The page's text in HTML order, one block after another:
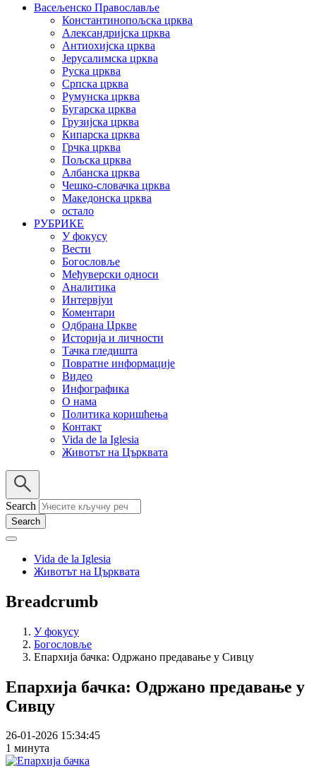
Васељенско Православље
Константинопољска црква
Александријска црква
Антиохијска црква
Јерусалимска црква
Руска црква
Српска црква
Румунска црква
Бугарска црква
Грузијска црква
Кипарска црква
Грчка црква
Пољска црква
Албанска црква
Чешко-словачка црква
Македонска црква
остало
РУБРИКЕ
У фокусу
Вести
Богословље
Међуверски односи
Аналитика
Интервјуи
Коментари
Одбрана Цркве
Историја и личности
Тачка гледишта
Повратне информације
Видео
Инфографика
О нама
Политика коришћења
Контакт
Vida de la Iglesia
Животът на Църквата
Search
Vida de la Iglesia
Животът на Църквата
Breadcrumb
У фокусу
Богословље
Епархија бачка: Одржано предавање у Сивцу
Епархија бачка: Одржано предавање у
Сивцу
26-01-2026 15:34:45
1 минута